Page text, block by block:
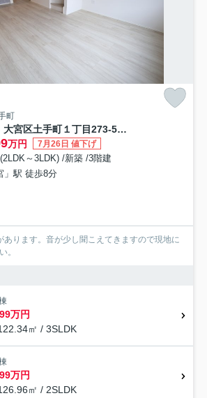
町
《仲介手数料無料》大宮区土手町１丁目273-5新築一戸建てケイアイグレイス
万円 7月26日 値下げ
～3LDK) /新築 /3階建
」駅 徒歩8分
あります。音が少し聞こえてきますので現地に
。
万円
㎡ / 3SLDK
万円
㎡ / 2SLDK